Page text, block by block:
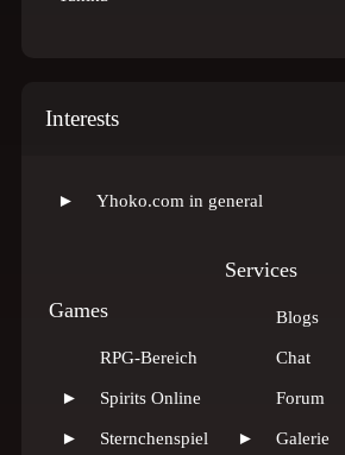
Interests
► Yhoko.com in general
Games
RPG-Bereich
► Spirits Online
► Sternchenspiel
Services
Blogs
Chat
Forum
► Galerie